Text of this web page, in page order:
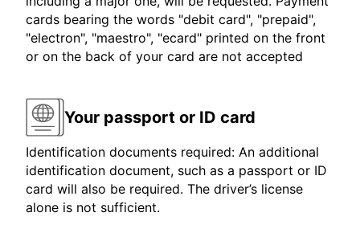
cards bearing the words "debit card", "prepaid",
"electron", "maestro", "ecard" printed on the front
or on the back of your card are not accepted
Your passport or ID card
Identification documents required: An additional
identification document, such as a passport or ID
card will also be required. The driver’s license
alone is not sufficient.